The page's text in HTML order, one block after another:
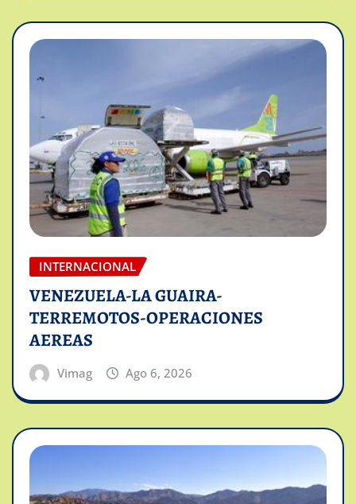
INTERNACIONAL
VENEZUELA-LA GUAIRA-
TERREMOTOS-OPERACIONES
AEREAS
Vimag Ago 6, 2026